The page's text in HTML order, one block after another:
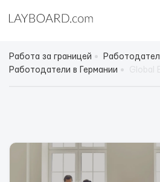
Работа за границей
Работодатели в Германии